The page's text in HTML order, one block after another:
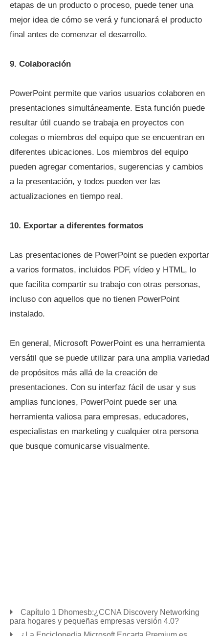
etapas de un producto o proceso, puede tener una
mejor idea de cómo se verá y funcionará el producto
final antes de comenzar el desarrollo.
9. Colaboración
PowerPoint permite que varios usuarios colaboren en
presentaciones simultáneamente. Esta función puede
resultar útil cuando se trabaja en proyectos con
colegas o miembros del equipo que se encuentran en
diferentes ubicaciones. Los miembros del equipo
pueden agregar comentarios, sugerencias y cambios
a la presentación, y todos pueden ver las
actualizaciones en tiempo real.
10. Exportar a diferentes formatos
Las presentaciones de PowerPoint se pueden exportar
a varios formatos, incluidos PDF, vídeo y HTML, lo
que facilita compartir su trabajo con otras personas,
incluso con aquellos que no tienen PowerPoint
instalado.
En general, Microsoft PowerPoint es una herramienta
versátil que se puede utilizar para una amplia variedad
de propósitos más allá de la creación de
presentaciones. Con su interfaz fácil de usar y sus
amplias funciones, PowerPoint puede ser una
herramienta valiosa para empresas, educadores,
especialistas en marketing y cualquier otra persona
que busque comunicarse visualmente.
Capítulo 1 Dhomesb:¿CCNA Discovery Networking
para hogares y pequeñas empresas versión 4.0?